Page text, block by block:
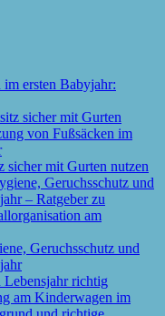
ersten Babyjahr:
sicher mit Gurten nutzen
Geruchsschutz und